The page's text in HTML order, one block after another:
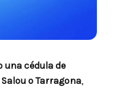
una cédula de
o Tarragona,